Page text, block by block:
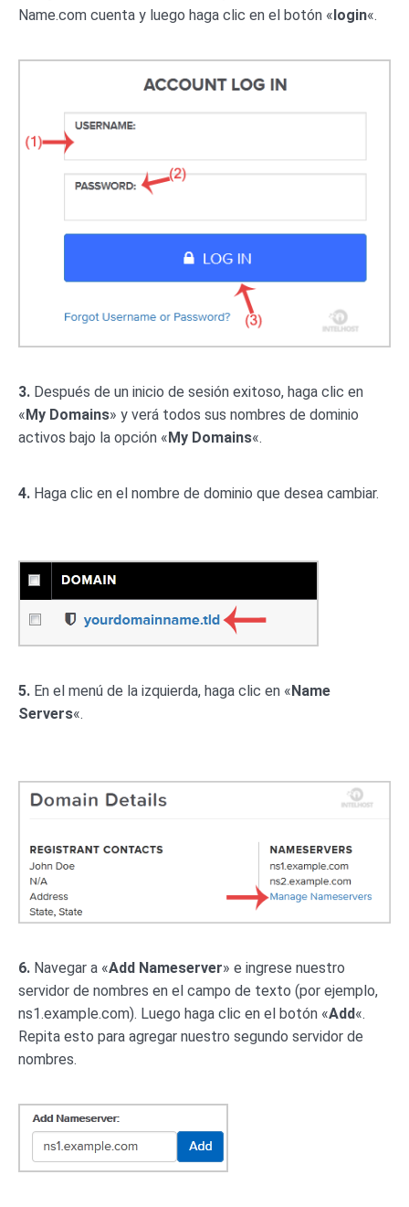
Name.com cuenta y luego haga clic en el botón «login«.
3. Después de un inicio de sesión exitoso, haga clic en
« My Domains» y verá todos sus nombres de dominio
activos bajo la opción « My Domains«.
4. Haga clic en el nombre de dominio que desea cambiar.
5. En el menú de la izquierda, haga clic en « Name
Servers«.
6. Navegar a «Add Nameserver» e ingrese nuestro
servidor de nombres en el campo de texto (por ejemplo,
ns1.example.com). Luego haga clic en el botón «Add«.
Repita esto para agregar nuestro segundo servidor de
nombres.